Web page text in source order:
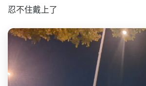
忍不住戴上了